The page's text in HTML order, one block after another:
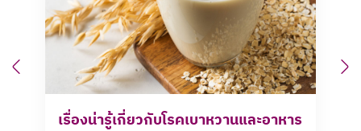
Previous
เรื่องน่ารู้เกี่ยวกับโรคเบาหวานและอาหาร